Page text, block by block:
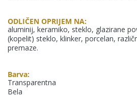
ODLIČEN OPRIJEM NA:
aluminij, keramiko, steklo, glazirane
(kopelit) steklo, klinker, porcelan,
premaze.
Barva:
Transparentna
Bela
Mekinje, Molkova pot 16
1241 Kamnik
Slovenija